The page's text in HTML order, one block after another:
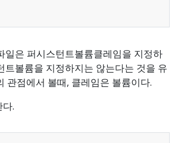
일은 퍼시스턴트볼륨클레임을 지정하
트볼륨을 지정하지는 않는다는 것을 유
관점에서 볼때, 클레임은 볼륨이다.
.